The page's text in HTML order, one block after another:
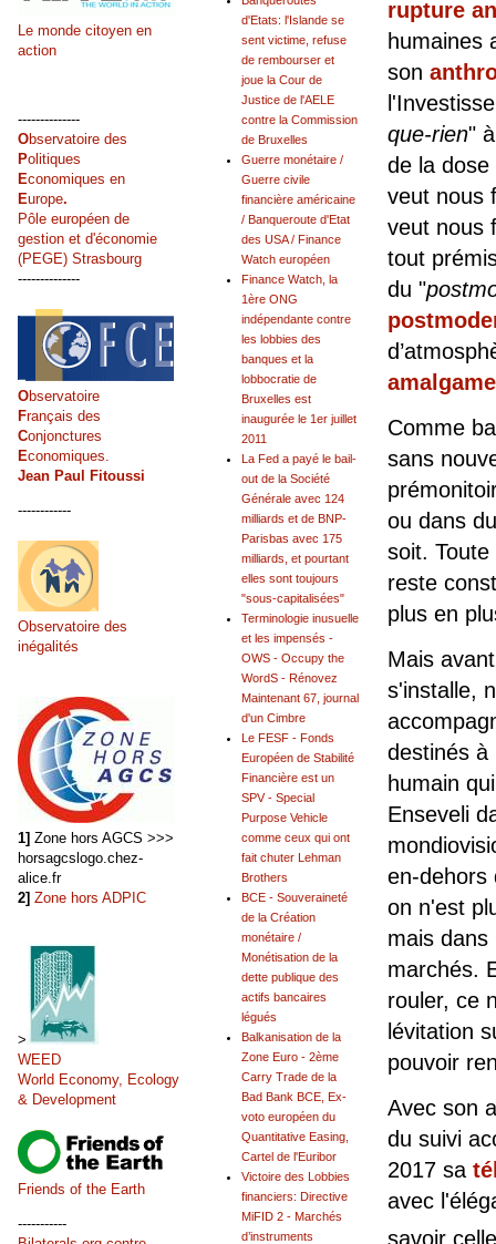
rupture
humaines
son
que-rien"
de la
veut nous
veut nous
tout
du "
Comme
sans
ou dans
soit.
reste
plus en
Mais
s'installe,
destinés à
humain
Enseveli
en-dehors
on n'est
mais
marchés.
rouler, ce
lévitation
pouvoir
Avec son
du suivi
2017 sa
avec
savoir
d'Etats: l'Islande se
sent victime, refuse
de rembourser et
joue la Cour de
Justice de l'AELE
contre la Commission
de Bruxelles
Guerre monétaire /
Guerre civile
financière américaine
/ Banqueroute d'Etat
des USA / Finance
Watch européen
Finance Watch, la
1ère ONG
indépendante contre
les lobbies des
banques et la
lobbocratie de
Bruxelles est
inaugurée le 1er juillet
2011
La Fed a payé le bail-
out de la Société
Générale avec 124
milliards et de BNP-
Parisbas avec 175
milliards, et pourtant
elles sont toujours
"sous-capitalisées"
Terminologie inusuelle
et les impensés -
OWS - Occupy the
WordS - Rénovez
Maintenant 67, journal
d'un Cimbre
Le FESF - Fonds
Européen de Stabilité
Financière est un
SPV - Special
Purpose Vehicle
comme ceux qui ont
fait chuter Lehman
Brothers
BCE - Souveraineté
de la Création
monétaire /
Monétisation de la
dette publique des
actifs bancaires
légués
Balkanisation de la
Zone Euro - 2ème
Carry Trade de la
Bad Bank BCE, Ex-
voto européen du
Quantitative Easing,
Cartel de l'Euribor
Victoire des Lobbies
financiers: Directive
MiFID 2 - Marchés
d’instruments
Le monde citoyen en
action
--------------
Observatoire des
Politiques
Economiques en
Europe.
Pôle européen de
gestion et d'économie
(PEGE) Strasbourg
--------------
Observatoire
Français des
Conjonctures
Economiques.
Jean Paul Fitoussi
------------
Observatoire des
inégalités
1] Zone hors AGCS >>>
horsagcslogo.chez-
alice.fr
2] Zone hors ADPIC
>
WEED
World Economy, Ecology
& Development
Friends of the Earth
-----------